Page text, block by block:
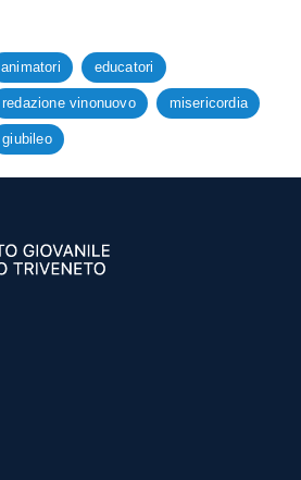
animatori educatori
redazione vinonuovo misericordia
giubileo